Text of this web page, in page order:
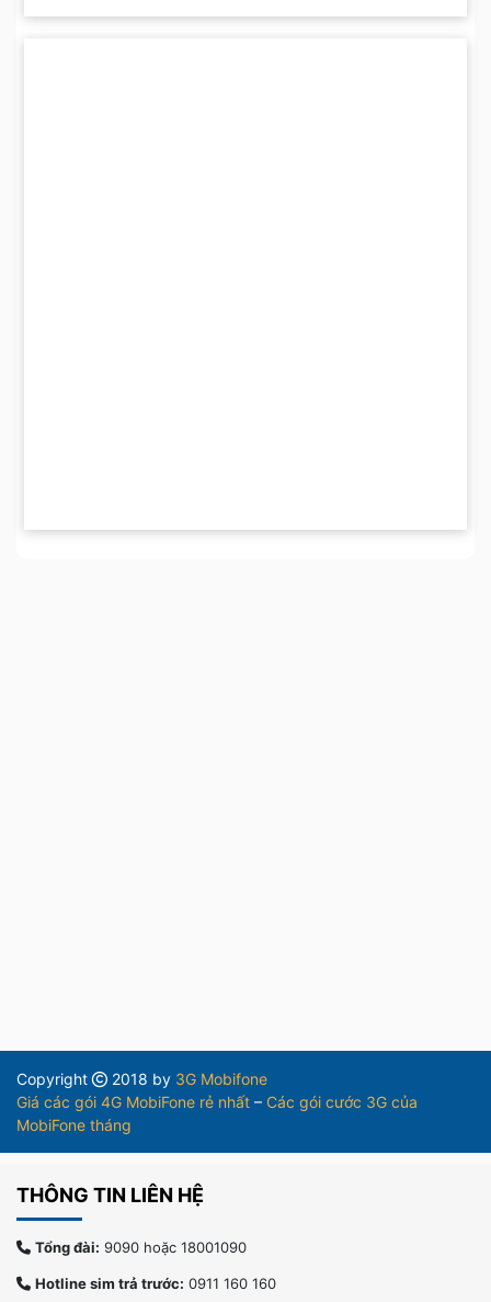
Copyright 2018 by 3G Mobifone
Giá các gói 4G MobiFone rẻ nhất – Các gói cước 3G của
MobiFone tháng
THÔNG TIN LIÊN HỆ
Tổng đài: 9090 hoặc 18001090
Hotline sim trả trước: 0911 160 160